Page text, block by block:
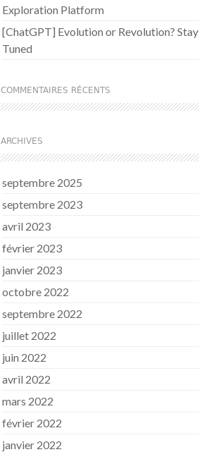
Exploration Platform
[ChatGPT] Evolution or Revolution? Stay
Tuned
COMMENTAIRES RÉCENTS
ARCHIVES
septembre 2025
septembre 2023
avril 2023
février 2023
janvier 2023
octobre 2022
septembre 2022
juillet 2022
juin 2022
avril 2022
mars 2022
février 2022
janvier 2022